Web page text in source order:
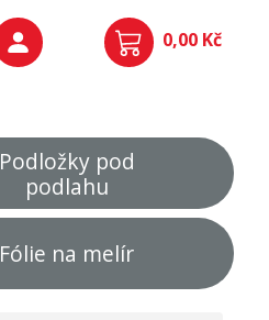
0,00 Kč
Podložky pod
podlahu
Fólie na melír